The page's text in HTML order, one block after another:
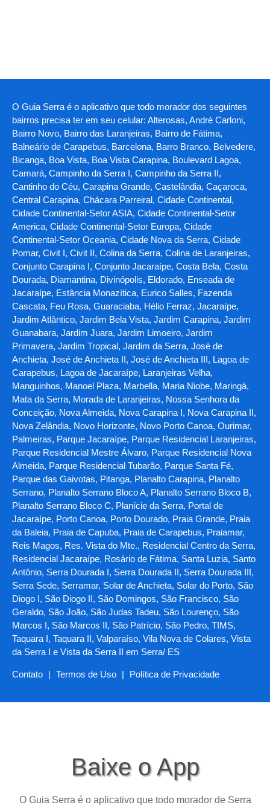
O Guia Serra é o aplicativo que todo morador dos seguintes
bairros precisa ter em seu celular: Alterosas, André Carloni,
Bairro Novo, Bairro das Laranjeiras, Bairro de Fátima,
Balneário de Carapebus, Barcelona, Barro Branco, Belvedere,
Bicanga, Boa Vista, Boa Vista Carapina, Boulevard Lagoa,
Camará, Campinho da Serra I, Campinho da Serra II,
Cantinho do Céu, Carapina Grande, Castelândia, Caçaroca,
Central Carapina, Chácara Parreiral, Cidade Continental,
Cidade Continental-Setor ASIA, Cidade Continental-Setor
America, Cidade Continental-Setor Europa, Cidade
Continental-Setor Oceania, Cidade Nova da Serra, Cidade
Pomar, Civit I, Civit II, Colina da Serra, Colina de Laranjeiras,
Conjunto Carapina I, Conjunto Jacaraípe, Costa Bela, Costa
Dourada, Diamantina, Divinópolis, Eldorado, Enseada de
Jacaraípe, Estância Monazítica, Eurico Salles, Fazenda
Cascata, Feu Rosa, Guaraciaba, Hélio Ferraz, Jacaraípe,
Jardim Atlântico, Jardim Bela Vista, Jardim Carapina, Jardim
Guanabara, Jardim Juara, Jardim Limoeiro, Jardim
Primavera, Jardim Tropical, Jardim da Serra, José de
Anchieta, José de Anchieta II, José de Anchieta III, Lagoa de
Carapebus, Lagoa de Jacaraípe, Laranjeiras Velha,
Manguinhos, Manoel Plaza, Marbella, Maria Niobe, Maringá,
Mata da Serra, Morada de Laranjeiras, Nossa Senhora da
Conceição, Nova Almeida, Nova Carapina I, Nova Carapina II,
Nova Zelândia, Novo Horizonte, Novo Porto Canoa, Ourimar,
Palmeiras, Parque Jacaraípe, Parque Residencial Laranjeiras,
Parque Residencial Mestre Álvaro, Parque Residencial Nova
Almeida, Parque Residencial Tubarão, Parque Santa Fé,
Parque das Gaivotas, Pitanga, Planalto Carapina, Planalto
Serrano, Planalto Serrano Bloco A, Planalto Serrano Bloco B,
Planalto Serrano Bloco C, Planície da Serra, Portal de
Jacaraípe, Porto Canoa, Porto Dourado, Praia Grande, Praia
da Baleia, Praia de Capuba, Praia de Carapebus, Praiamar,
Reis Magos, Res. Vista do Mte., Residencial Centro da Serra,
Residencial Jacaraípe, Rosário de Fátima, Santa Luzia, Santo
Antônio, Serra Dourada I, Serra Dourada II, Serra Dourada III,
Serra Sede, Serramar, Solar de Anchieta, Solar do Porto, São
Diogo I, São Diogo II, São Domingos, São Francisco, São
Geraldo, São João, São Judas Tadeu, São Lourenço, São
Marcos I, São Marcos II, São Patrício, São Pedro, TIMS,
Taquara I, Taquara II, Valparaíso, Vila Nova de Colares, Vista
da Serra I e Vista da Serra II em Serra/ ES
Contato | Termos de Uso | Política de Privacidade
Baixe o App
O Guia Serra é o aplicativo que todo morador de Serra